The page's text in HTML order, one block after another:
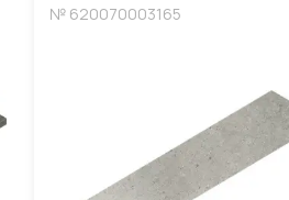
№ 620070003165